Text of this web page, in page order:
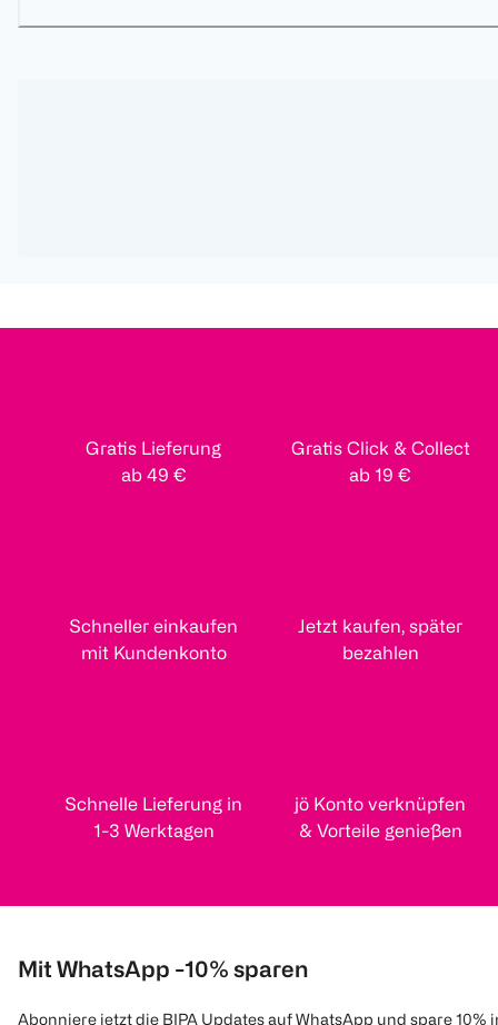
Gratis Lieferung
ab 49 €
Gratis Click & Collect
ab 19 €
Schneller einkaufen
mit Kundenkonto
Jetzt kaufen, später
bezahlen
Schnelle Lieferung in
1-3 Werktagen
jö Konto verknüpfen
& Vorteile genießen
Mit WhatsApp -10% sparen
Abonniere jetzt die BIPA Updates auf WhatsApp und spare 10%